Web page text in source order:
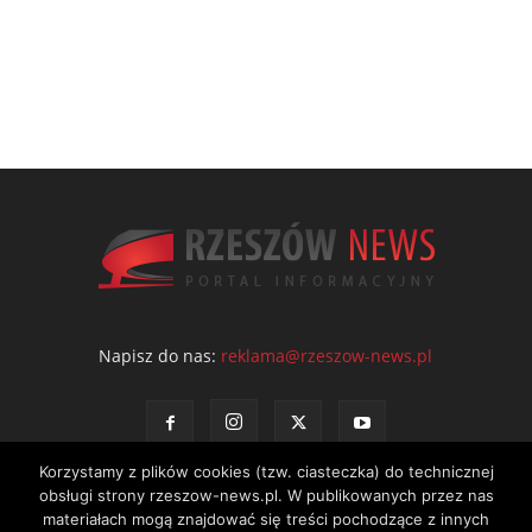
Napisz do nas: reklama@rzeszow-news.pl
Korzystamy z plików cookies (tzw. ciasteczka) do technicznej
obsługi strony rzeszow-news.pl. W publikowanych przez nas
materiałach mogą znajdować się treści pochodzące z innych